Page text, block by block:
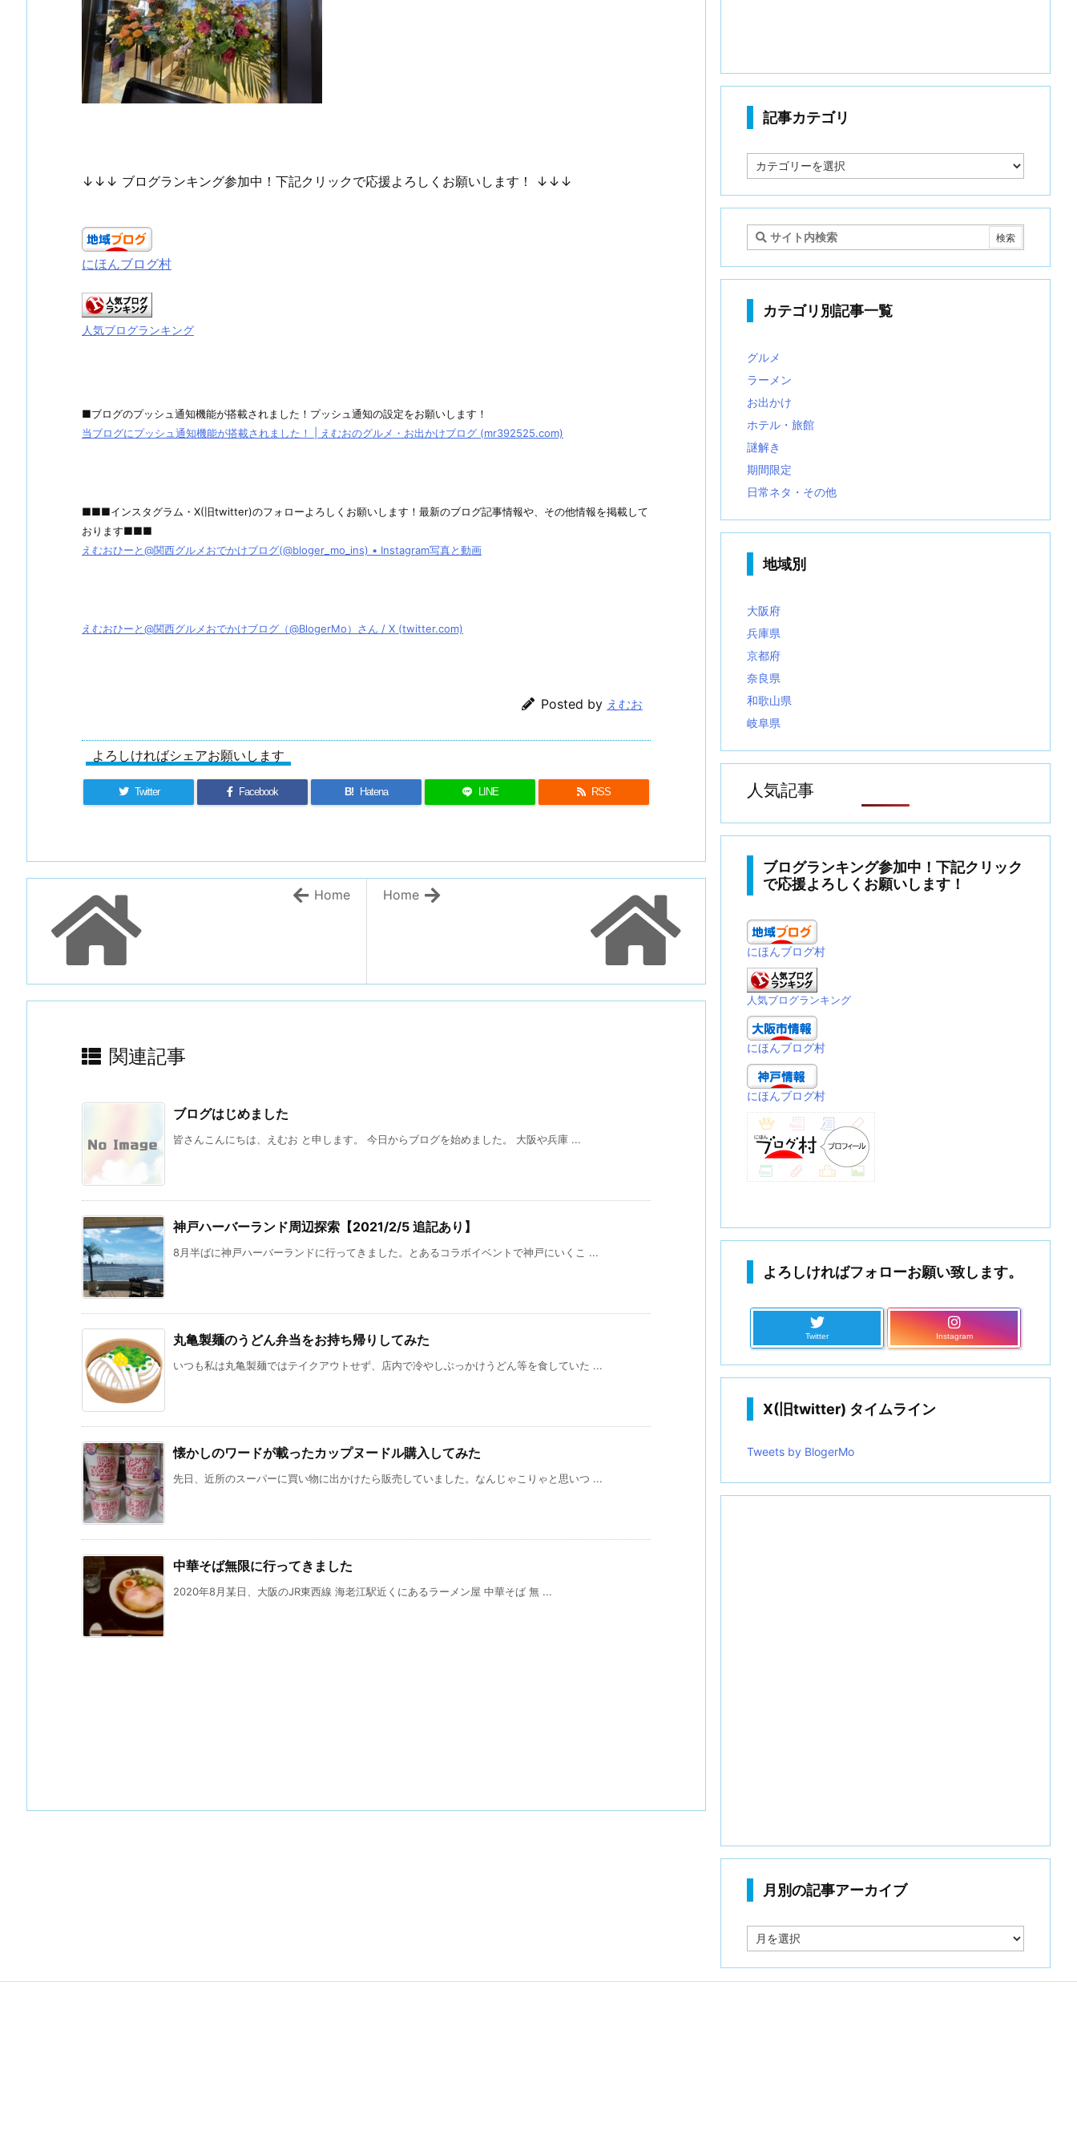
↓↓↓ ブログランキング参加中！下記クリックで応援よろしくお願いします！ ↓↓↓
にほんブログ村
人気ブログランキング
■ブログのプッシュ通知機能が搭載されました！プッシュ通知の設定をお願いします！
当ブログにプッシュ通知機能が搭載されました！ | えむおのグルメ・お出かけブログ (mr392525.com)
■■■インスタグラム・X(旧twitter)のフォローよろしくお願いします！最新のブログ記事情報や、その他情報を掲載して
おります■■■
えむおひーと@関西グルメおでかけブログ(@bloger_mo_ins) • Instagram写真と動画
えむおひーと@関西グルメおでかけブログ（@BlogerMo）さん / X (twitter.com)
Posted by えむお
よろしければシェアお願いします
Twitter Facebook B! Hatena LINE RSS
Home
Home
関連記事
ブログはじめました
皆さんこんにちは、えむお と申します。 今日からブログを始めました。 大阪や兵庫 ...
神戸ハーバーランド周辺探索【2021/2/5 追記あり】
8月半ばに神戸ハーバーランドに行ってきました。とあるコラボイベントで神戸にいくこ ...
丸亀製麺のうどん弁当をお持ち帰りしてみた
いつも私は丸亀製麺ではテイクアウトせず、店内で冷やしぶっかけうどん等を食していた ...
懐かしのワードが載ったカップヌードル購入してみた
先日、近所のスーパーに買い物に出かけたら販売していました。なんじゃこりゃと思いつ ...
中華そば無限に行ってきました
2020年8月某日、大阪のJR東西線 海老江駅近くにあるラーメン屋 中華そば 無 ...
記事カテゴリ
事
テ
リ
カテゴリ別記事一覧
グルメ
ラーメン
お出かけ
ホテル・旅館
謎解き
期間限定
日常ネタ・その他
地域別
大阪府
兵庫県
京都府
奈良県
和歌山県
岐阜県
人気記事
ブログランキング参加中！下記クリック
で応援よろしくお願いします！
にほんブログ村
人気ブログランキング
にほんブログ村
にほんブログ村
よろしければフォローお願い致します。
Twitter Instagram
X(旧twitter) タイムライン
Tweets by BlogerMo
月別の記事アーカイブ
別
記